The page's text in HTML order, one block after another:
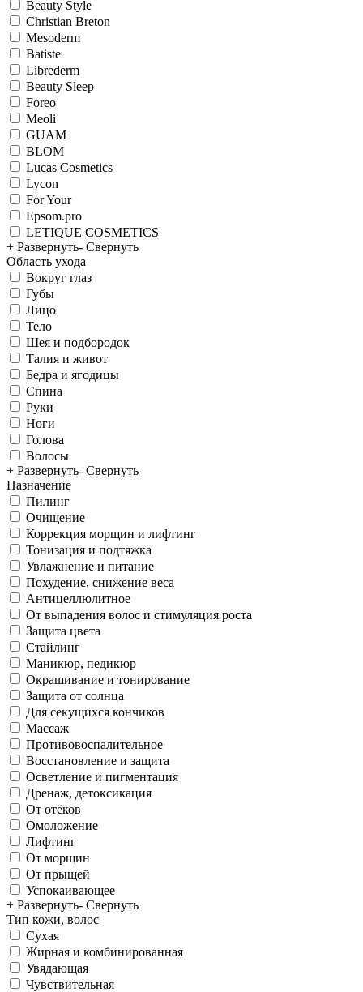
Beauty Style
Christian Breton
Mesoderm
Batiste
Librederm
Beauty Sleep
Foreo
Meoli
GUAM
BLOM
Lucas Cosmetics
Lycon
For Your
Epsom.pro
LETIQUE COSMETICS
+ Развернуть- Свернуть
Область ухода
Вокруг глаз
Губы
Лицо
Тело
Шея и подбородок
Талия и живот
Бедра и ягодицы
Спина
Руки
Ноги
Голова
Волосы
+ Развернуть- Свернуть
Назначение
Пилинг
Очищение
Коррекция морщин и лифтинг
Тонизация и подтяжка
Увлажнение и питание
Похудение, снижение веса
Антицеллюлитное
От выпадения волос и стимуляция роста
Защита цвета
Стайлинг
Маникюр, педикюр
Окрашивание и тонирование
Защита от солнца
Для секущихся кончиков
Массаж
Противовоспалительное
Восстановление и защита
Осветление и пигментация
Дренаж, детоксикация
От отёков
Омоложение
Лифтинг
От морщин
От прыщей
Успокаивающее
+ Развернуть- Свернуть
Тип кожи, волос
Сухая
Жирная и комбинированная
Увядающая
Чувствительная